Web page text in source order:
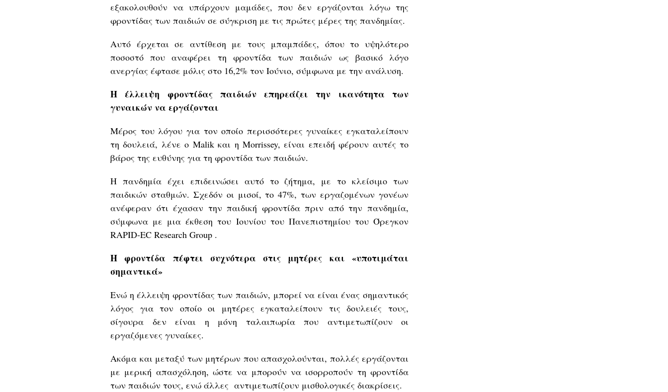
εξακολουθούν να υπάρχουν μαμάδες, που δεν εργάζονται λόγω της
φροντίδας των παιδιών σε σύγκριση με τις πρώτες μέρες της πανδημίας.
Αυτό έρχεται σε αντίθεση με τους μπαμπάδες, όπου το υψηλότερο
ποσοστό που αναφέρει τη φροντίδα των παιδιών ως βασικό λόγο
ανεργίας έφτασε μόλις στο 16,2% τον Ιούνιο, σύμφωνα με την ανάλυση.
Η έλλειψη φροντίδας παιδιών επηρεάζει την ικανότητα των
γυναικών να εργάζονται
Μέρος του λόγου για τον οποίο περισσότερες γυναίκες εγκαταλείπουν
τη δουλειά, λένε ο Malik και η Morrissey, είναι επειδή φέρουν αυτές το
βάρος της ευθύνης για τη φροντίδα των παιδιών.
Η πανδημία έχει επιδεινώσει αυτό το ζήτημα, με το κλείσιμο των
παιδικών σταθμών. Σχεδόν οι μισοί, το 47%, των εργαζομένων γονέων
ανέφεραν ότι έχασαν την παιδική φροντίδα πριν από την πανδημία,
σύμφωνα με μια έκθεση του Ιουνίου του Πανεπιστημίου του Όρεγκον
RAPID-EC Research Group .
Η φροντίδα πέφτει συχνότερα στις μητέρες και «υποτιμάται
σημαντικά»
Ενώ η έλλειψη φροντίδας των παιδιών, μπορεί να είναι ένας σημαντικός
λόγος για τον οποίο οι μητέρες εγκαταλείπουν τις δουλειές τους,
σίγουρα δεν είναι η μόνη ταλαιπωρία που αντιμετωπίζουν οι
εργαζόμενες γυναίκες.
Ακόμα και μεταξύ των μητέρων που απασχολούνται, πολλές εργάζονται
με μερική απασχόληση, ώστε να μπορούν να ισορροπούν τη φροντίδα
των παιδιών τους, ενώ άλλες αντιμετωπίζουν μισθολογικές διακρίσεις.